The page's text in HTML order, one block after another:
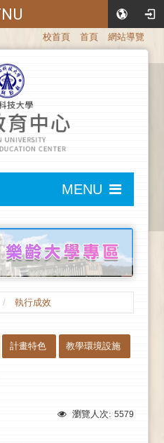
校首頁 首頁 網站導覽
MENU
執行成效
計畫特色 教學環境設施
瀏覽人次: 5579